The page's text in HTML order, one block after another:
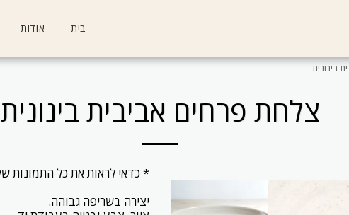
בית אודות
בינונית
צלחת פרחים אביבית בינונית